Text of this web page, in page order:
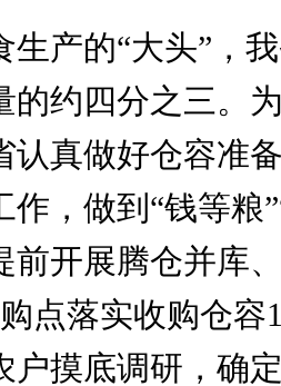
产的“大头”，我
的约四分之三。
认真做好仓容准
作，做到“钱等粮
前开展腾仓并库
点落实收购仓容
户摸底调研，确